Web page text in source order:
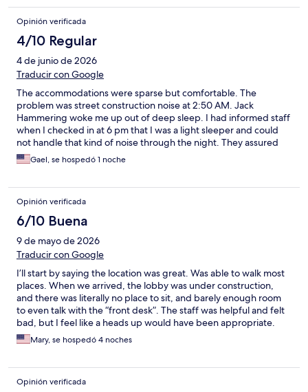
Opinión verificada
4/10 Regular
4 de junio de 2026
Traducir con Google
The accommodations were sparse but comfortable. The
problem was street construction noise at 2:50 AM. Jack
Hammering woke me up out of deep sleep. I had informed staff
when I checked in at 6 pm that I was a light sleeper and could
not handle that kind of noise through the night. They assured
me it would not be a problem. When I requested a change of
rooms at 3 am. They were not able to accommodate me.
Gael, se hospedó 1 noche
Opinión verificada
6/10 Buena
9 de mayo de 2026
Traducir con Google
I’ll start by saying the location was great. Was able to walk most
places. When we arrived, the lobby was under construction,
and there was literally no place to sit, and barely enough room
to even talk with the “front desk”. The staff was helpful and felt
bad, but I feel like a heads up would have been appropriate.
The room itself was very small, but clean. No dresser, no closet.
No coffee in the room. Overall, not my best NY stay.
Mary, se hospedó 4 noches
Opinión verificada